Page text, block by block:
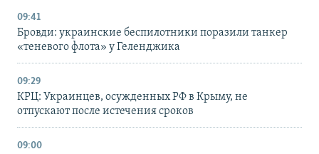
09:41
Бровди: украинские беспилотники поразили танкер
«теневого флота» у Геленджика
09:29
КРЦ: Украинцев, осужденных РФ в Крыму, не
отпускают после истечения сроков
09:00